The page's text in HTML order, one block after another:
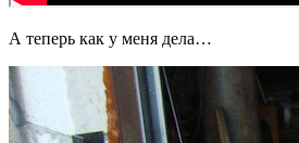
А теперь как у меня дела…